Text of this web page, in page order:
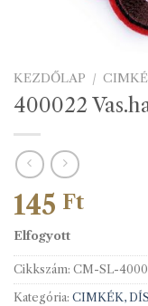
KEZDŐLAP /
400022
145 Ft
Elfogyott
Cikkszám: CM-SL-
Kategória: CIMKÉK,